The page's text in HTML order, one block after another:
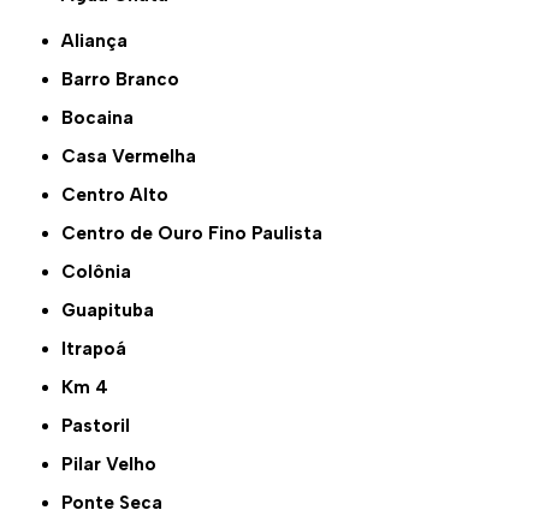
Aliança
Barro Branco
Bocaina
Casa Vermelha
Centro Alto
Centro de Ouro Fino Paulista
Colônia
Guapituba
Itrapoá
Km 4
Pastoril
Pilar Velho
Ponte Seca